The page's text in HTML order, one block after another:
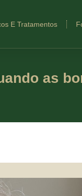
E Tratamentos
as